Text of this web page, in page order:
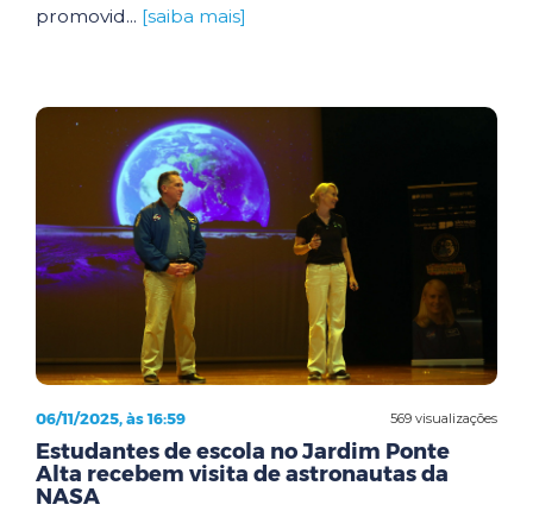
promovid... [saiba mais]
569 visualizações
06/11/2025, às 16:59
Estudantes de escola no Jardim Ponte
Alta recebem visita de astronautas da
NASA